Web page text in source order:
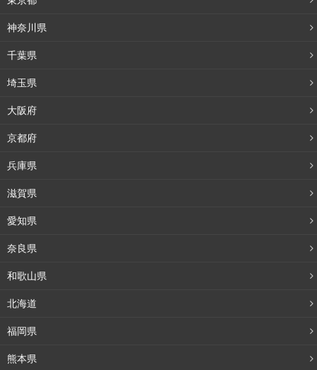
神奈川県
千葉県
埼玉県
大阪府
京都府
兵庫県
滋賀県
愛知県
奈良県
和歌山県
北海道
福岡県
熊本県